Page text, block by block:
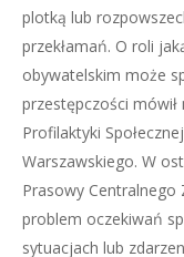
plotką lub
przekłamań. O roli
obywatelskim może
przestępczości
Profilaktyki
Warszawskiego. W
Prasowy Centralnego
problem oczekiwań
sytuacjach lub